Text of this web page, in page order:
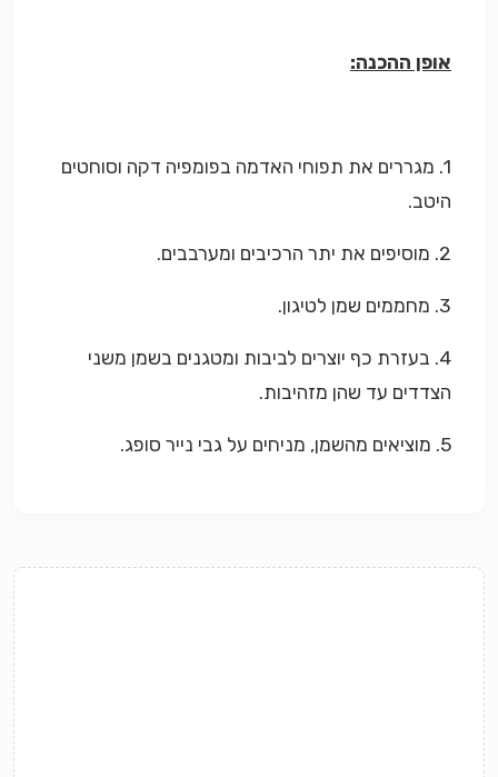
אופן ההכנה:
1. מגררים את תפוחי האדמה בפומפיה דקה וסוחטים
היטב.
2. מוסיפים את יתר הרכיבים ומערבבים.
3. מחממים שמן לטיגון.
4. בעזרת כף יוצרים לביבות ומטגנים בשמן משני
הצדדים עד שהן מזהיבות.
5. מוציאים מהשמן, מניחים על גבי נייר סופג.